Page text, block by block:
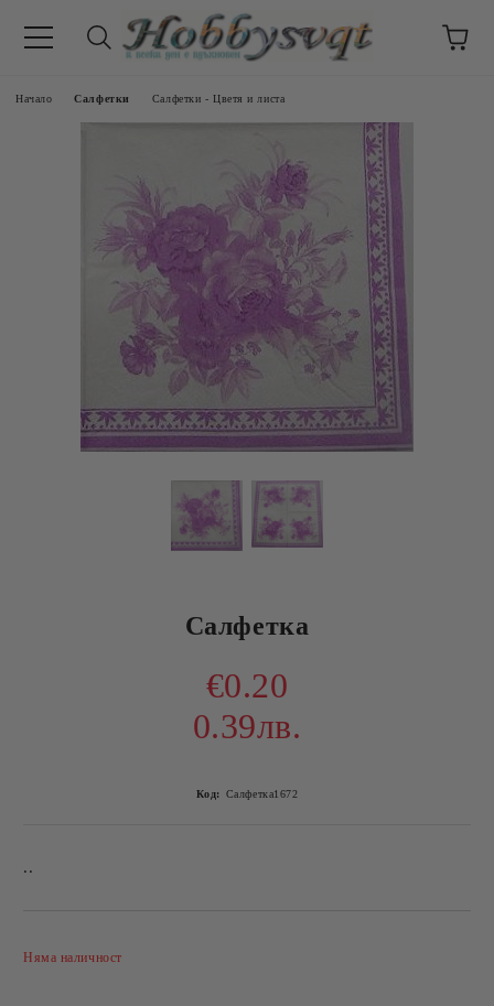
Начало Салфетки Салфетки - Цветя и листа
Салфетка
€0.20
0.39лв.
Код: Салфетка1672
..
Няма наличност